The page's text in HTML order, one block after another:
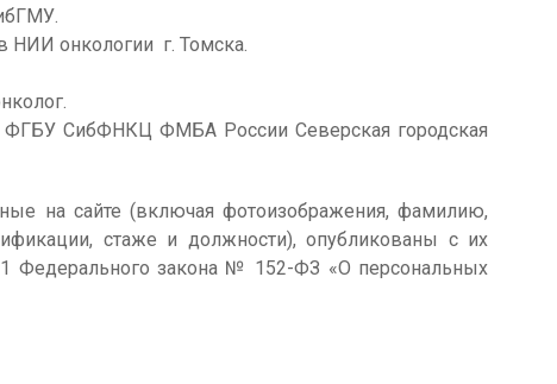
НИИ онкологии г. Томска.
ФГБУ СибФНКЦ ФМБА России Северская городская
на сайте (включая фотоизображения, фамилию,
стаже и должности), опубликованы с их
Федерального закона № 152-ФЗ «О персональных